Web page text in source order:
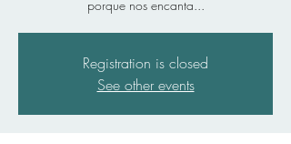
porque nos encanta...
Registration is closed
See other events